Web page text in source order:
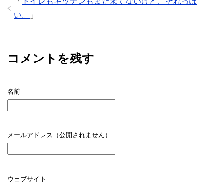
い。
」
コメントを残す
名前
メールアドレス（公開されません）
ウェブサイト